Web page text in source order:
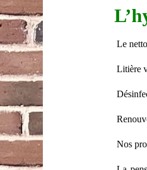
Le
Litière
Nos